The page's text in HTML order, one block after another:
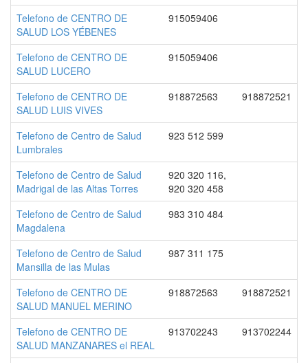
Telefono de CENTRO DE
SALUD LOS YÉBENES
915059406
Telefono de CENTRO DE
SALUD LUCERO
915059406
Telefono de CENTRO DE
SALUD LUIS VIVES
918872563 918872521
Telefono de Centro de Salud
Lumbrales
923 512 599
Telefono de Centro de Salud
Madrigal de las Altas Torres
920 320 116,
920 320 458
Telefono de Centro de Salud
Magdalena
983 310 484
Telefono de Centro de Salud
Mansilla de las Mulas
987 311 175
Telefono de CENTRO DE
SALUD MANUEL MERINO
918872563 918872521
Telefono de CENTRO DE
SALUD MANZANARES el REAL
913702243 913702244